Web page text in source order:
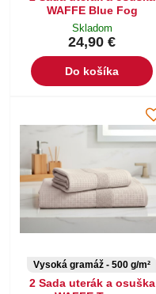
WAFFE Blue Fog
Skladom
24,90 €
Do košíka
Vysoká gramáž - 500 g/m²
2 Sada uterák a osuška